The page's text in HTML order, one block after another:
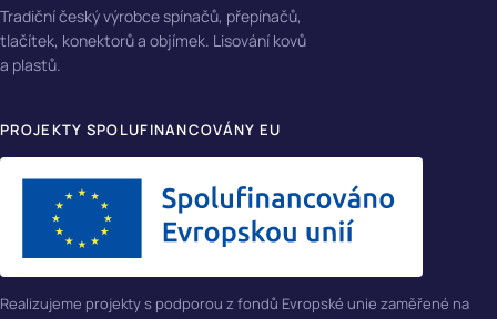
Tradiční český výrobce spínačů, přepínačů,
tlačítek, konektorů a objímek. Lisování kovů
a plastů.
PROJEKTY SPOLUFINANCOVÁNY EU
Realizujeme projekty s podporou z fondů Evropské unie zaměřené na